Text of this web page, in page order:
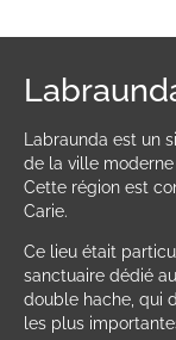
Labraunda est un
de la ville
Cette région est
Carie.
Ce lieu était
sanctuaire dédié
double hache, qui
les plus